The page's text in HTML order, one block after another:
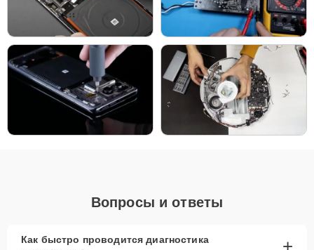
Главные особенности
сервиса
Бесплатная доставка и диагностика
Низкие цены и скидки
Срочный ремонт за 1-2 часа
Запчасти в наличии (оригинальные и
обслуживание и ремонт благодаря высокому уровню опыта
запчасти и все виды работ на срок до 2-3 лет. Это позволяет
Вопросы и ответы
Как быстро проводится диагностика